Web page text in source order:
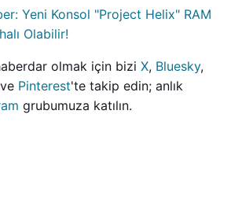
Yeni Konsol "Project Helix" RAM
Olabilir!
olmak için bizi X, Bluesky,
ve Pinterest'te takip edin; anlık
grubumuza katılın.